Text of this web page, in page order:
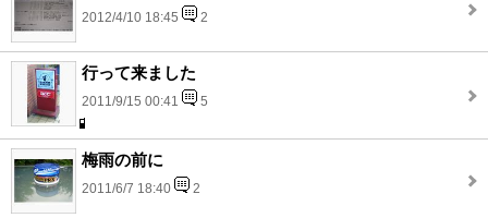
2012/4/10 18:45 2
行って来ました
2011/9/15 00:41 5
梅雨の前に
2011/6/7 18:40 2